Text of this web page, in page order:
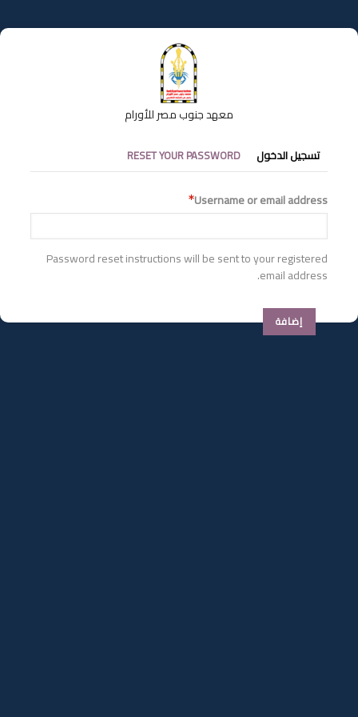
إلى
المحتوى
معهد جنوب مصر للأورام
التبويبات
الأساسية
تسجيل الدخول RESET YOUR PASSWORD
Username or email address
Password reset instructions will be sent to your registered
email address.